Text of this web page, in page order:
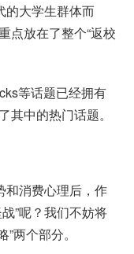
的大学生群体而
点放在了整个“返校
等话题已经拥有
其中的热门话题。
和消费心理后，作
”呢？我们不妨将
两个部分。